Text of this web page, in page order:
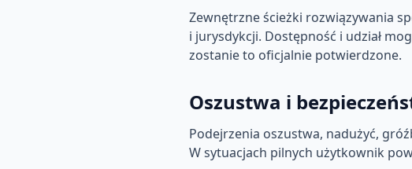
Zewnętrzne ścieżki rozwiązywania
i jurysdykcji. Dostępność i udział
zostanie to oficjalnie potwierdzone.
Oszustwa i
Podejrzenia oszustwa, nadużyć,
W sytuacjach pilnych użytkownik